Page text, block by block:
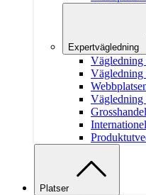
Expertvägledning
Vägledning
Vägledning
Platser